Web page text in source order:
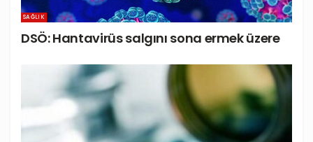
SAĞLIK
DSÖ: Hantavirüs salgını sona ermek üzere